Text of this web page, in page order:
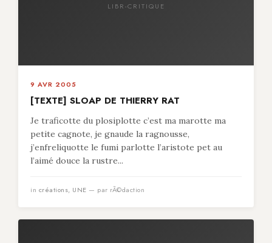
LIBR-CRITIQUE
9 AVR 2005
[TEXTE] SLOAP DE THIERRY RAT
Je traficotte du plosiplotte c’est ma marotte ma
petite cagnote, je gnaude la ragnousse,
j’enfreliquotte le fumi parlotte l’aristote pet au
l’aimé douce la rustre...
in créations, UNE — par rÃ©daction